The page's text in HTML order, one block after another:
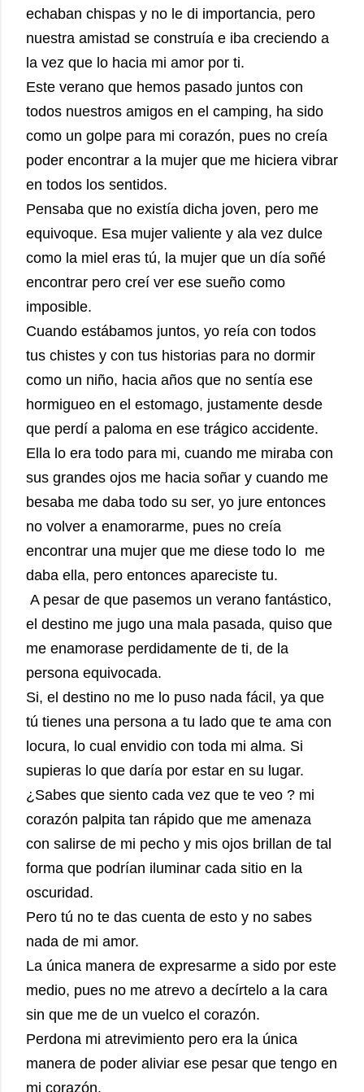
echaban chispas y no le di importancia, pero
nuestra amistad se construía e iba creciendo a
la vez que lo hacia mi amor por ti.
Este verano que hemos pasado juntos con
todos nuestros amigos en el camping, ha sido
como un golpe para mi corazón, pues no creía
poder encontrar a la mujer que me hiciera vibrar
en todos los sentidos.
Pensaba que no existía dicha joven, pero me
equivoque. Esa mujer valiente y ala vez dulce
como la miel eras tú, la mujer que un día soñé
encontrar pero creí ver ese sueño como
imposible.
Cuando estábamos juntos, yo reía con todos
tus chistes y con tus historias para no dormir
como un niño, hacia años que no sentía ese
hormigueo en el estomago, justamente desde
que perdí a paloma en ese trágico accidente.
Ella lo era todo para mi, cuando me miraba con
sus grandes ojos me hacia soñar y cuando me
besaba me daba todo su ser, yo jure entonces
no volver a enamorarme, pues no creía
encontrar una mujer que me diese todo lo me
daba ella, pero entonces apareciste tu.
A pesar de que pasemos un verano fantástico,
el destino me jugo una mala pasada, quiso que
me enamorase perdidamente de ti, de la
persona equivocada.
Si, el destino no me lo puso nada fácil, ya que
tú tienes una persona a tu lado que te ama con
locura, lo cual envidio con toda mi alma. Si
supieras lo que daría por estar en su lugar.
¿Sabes que siento cada vez que te veo ? mi
corazón palpita tan rápido que me amenaza
con salirse de mi pecho y mis ojos brillan de tal
forma que podrían iluminar cada sitio en la
oscuridad.
Pero tú no te das cuenta de esto y no sabes
nada de mi amor.
La única manera de expresarme a sido por este
medio, pues no me atrevo a decírtelo a la cara
sin que me de un vuelco el corazón.
Perdona mi atrevimiento pero era la única
manera de poder aliviar ese pesar que tengo en
mi corazón.